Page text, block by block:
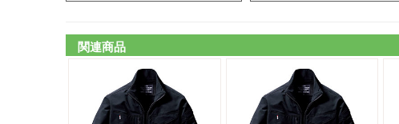
関連商品